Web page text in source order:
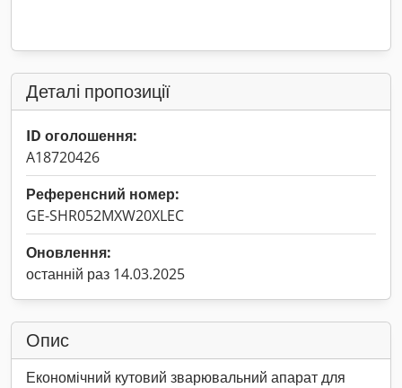
Деталі пропозиції
ID оголошення:
A18720426
Референсний номер:
GE-SHR052MXW20XLEC
Оновлення:
останній раз 14.03.2025
Опис
Економічний кутовий зварювальний апарат для